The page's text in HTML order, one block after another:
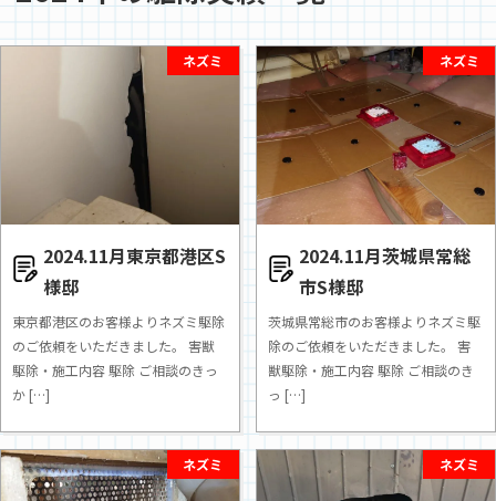
ネズミ
2024.11月東京都港区S
様邸
東京都港区のお客様よりネズミ駆除
のご依頼をいただきました。 害獣
駆除・施工内容 駆除 ご相談のきっ
か […]
ネズミ
2024.11月茨城県常総
市S様邸
茨城県常総市のお客様よりネズミ駆
除のご依頼をいただきました。 害
獣駆除・施工内容 駆除 ご相談のき
っ […]
ネズミ ネズミ